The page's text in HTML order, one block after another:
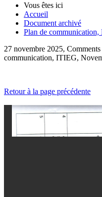
Vous êtes ici
Accueil
Document archivé
Plan de
27 novembre 2025, Comments
communication, ITIEG,
Retour à la page précédente